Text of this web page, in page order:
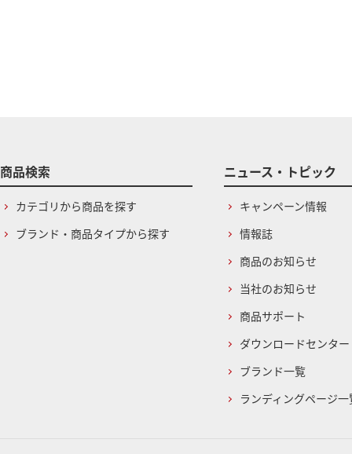
商品検索
カテゴリから商品を探す
ブランド・商品タイプから探す
ニュース・トピック
キャンペーン情報
情報誌
商品のお知らせ
当社のお知らせ
商品サポート
ダウンロードセンター
ブランド一覧
ランディングページ一